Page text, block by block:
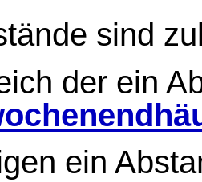
sind
der ein
ein